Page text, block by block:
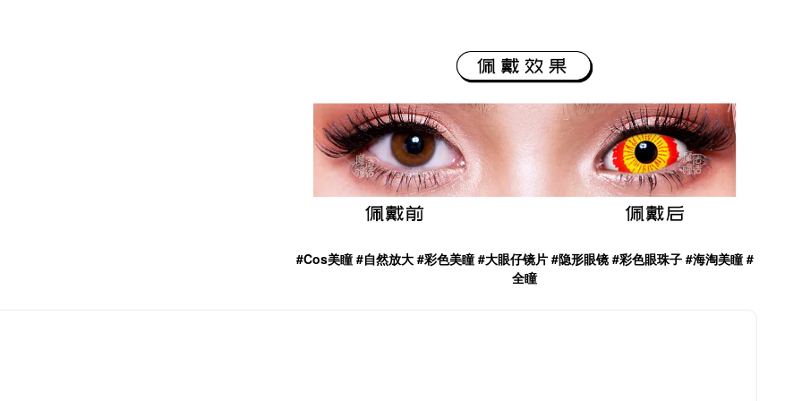
#Cos美瞳 #自然放大 #彩色美瞳 #大眼仔镜片 #隐形眼镜 #彩色眼珠子 #海淘美瞳 #
全瞳